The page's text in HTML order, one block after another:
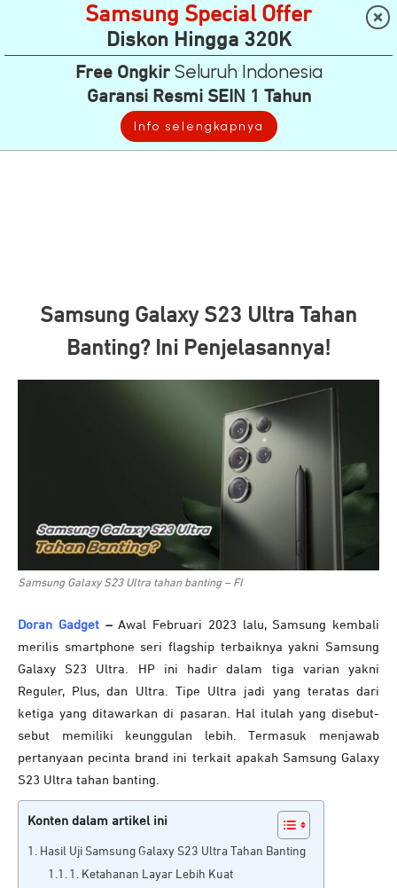
Samsung Galaxy S23 Ultra Tahan
Banting? Ini Penjelasannya!
Samsung Galaxy S23 Ultra tahan banting – FI
Doran Gadget–Awal Februari 2023 lalu, Samsung kembali
merilis smartphone seri flagship terbaiknya yakni Samsung
Galaxy S23 Ultra. HP ini hadir dalam tiga varian yakni
Reguler, Plus, dan Ultra. Tipe Ultra jadi yang teratas dari
ketiga yang ditawarkan di pasaran. Hal itulah yang disebut-
sebut memiliki keunggulan lebih. Termasuk menjawab
pertanyaan pecinta brand ini terkait apakah Samsung Galaxy
S23 Ultra tahan banting.
Konten dalam artikel ini
Hasil Uji Samsung Galaxy S23 Ultra Tahan Banting
1. Ketahanan Layar Lebih Kuat
Samsung Special Offer
Diskon Hingga 320K
Free OngkirSeluruh Indonesia
Garansi Resmi SEIN 1 Tahun
Info selengkapnya